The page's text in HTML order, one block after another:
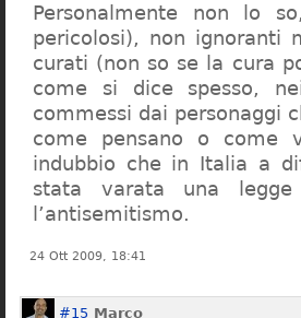
Personalmente non lo
pericolosi), non ignoranti
curati (non so se la cura
come si dice spesso,
commessi dai personaggi
come pensano o come
indubbio che in Italia a
stata varata una
l’antisemitismo.
24 Ott 2009, 18:41
#15 Marco